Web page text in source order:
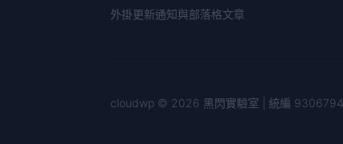
外掛更新通知與部落格文章
cloudwp © 2026 黑閃實驗室 | 統編